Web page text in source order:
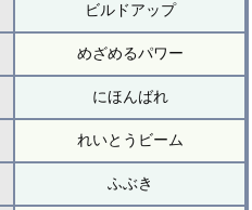
ビルドアップ
めざめるパワー
にほんばれ
れいとうビーム
ふぶき